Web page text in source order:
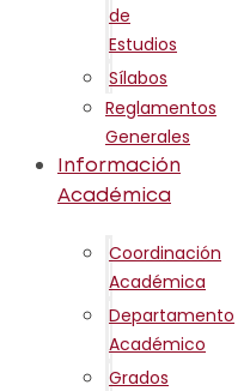
de
Estudios
Sílabos
Reglamentos
Generales
Información
Académica
Coordinación
Académica
Departamento
Académico
Grados